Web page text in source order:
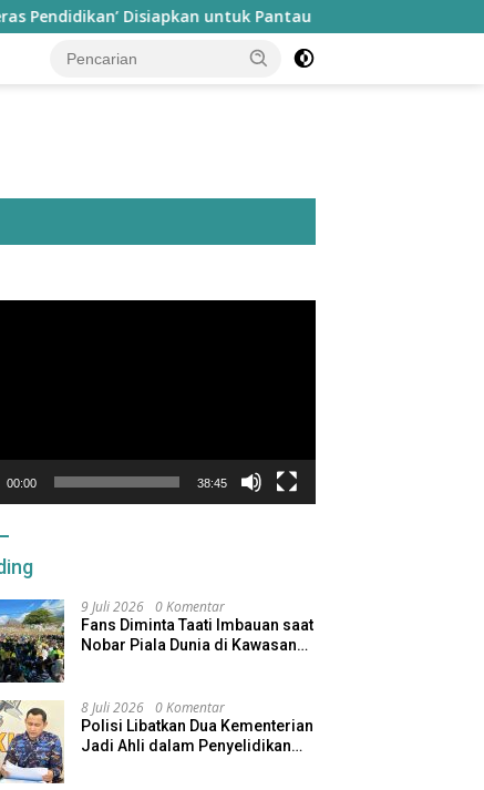
Disiapkan untuk Pantau Kinerja Guru di Taliabu
00:00 38:45
9 Juli 2026 0 Komentar
Fans Diminta Taati Imbauan saat
Nobar Piala Dunia di Kawasan
8 Juli 2026 0 Komentar
Polisi Libatkan Dua Kementerian
Jadi Ahli dalam Penyelidikan